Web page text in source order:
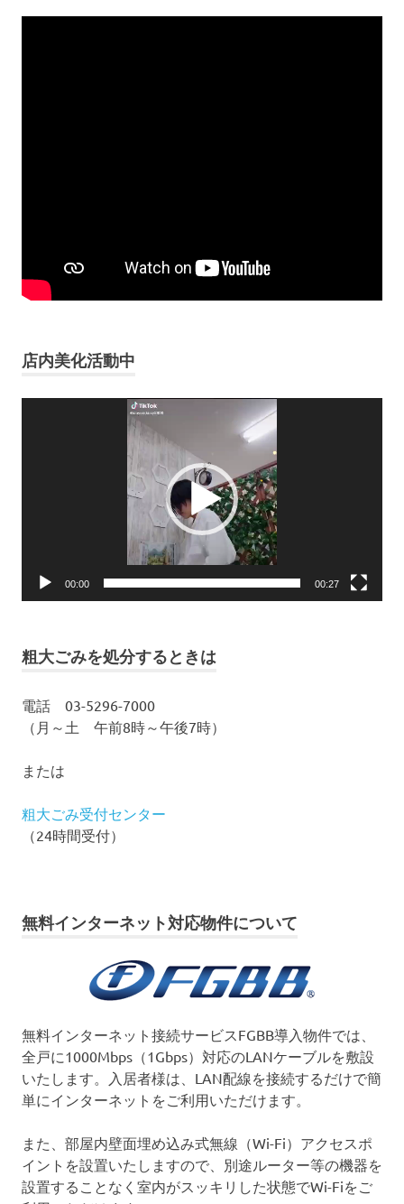
店内美化活動中
00:00 00:27
粗大ごみを処分するときは
電話 03-5296-7000
（月～土 午前8時～午後7時）
または
粗大ごみ受付センター
（24時間受付）
無料インターネット対応物件について
無料インターネット接続サービスFGBB導入物件では、
全戸に1000Mbps（1Gbps）対応のLANケーブルを敷設
いたします。入居者様は、LAN配線を接続するだけで簡
単にインターネットをご利用いただけます。
また、部屋内壁面埋め込み式無線（Wi-Fi）アクセスポ
イントを設置いたしますので、別途ルーター等の機器を
設置することなく室内がスッキリした状態でWi-Fiをご